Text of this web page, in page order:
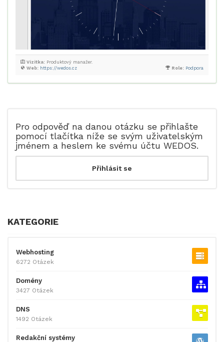
Role: Podpora
Web: https://wedos.cz
Vizitka: Produktový manažer.
Pro odpověď na danou otázku se přihlašte
pomocí tlačítka níže se svým uživatelským
jménem a heslem ke svému účtu WEDOS.
KATEGORIE
Webhosting
6272 Otázek
Domény
3427 Otázek
DNS
1492 Otázek
Redakční systémy